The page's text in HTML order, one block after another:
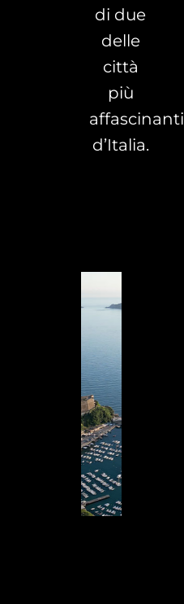
di due
delle
città
più
affascinanti
d’Italia.